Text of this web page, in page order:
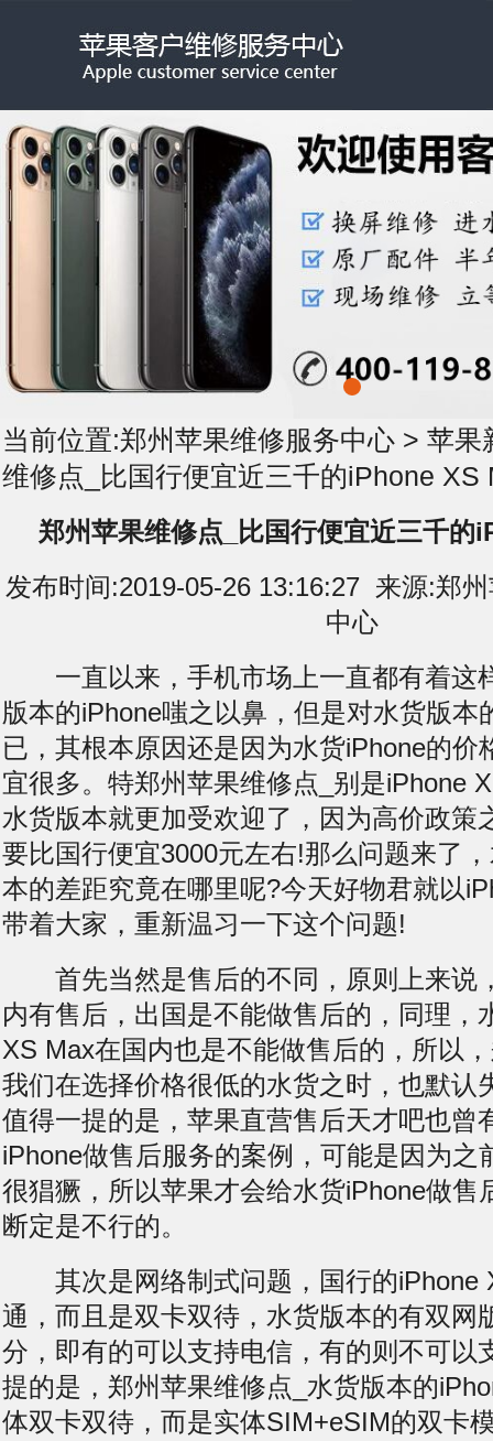
当前位置:郑州苹果维修服务中心 > 苹果
维修点_比国行便宜近三千的iPhone XS
郑州苹果维修点_比国行便宜近三千的
发布时间:2019-05-26 13:16:27 来源:郑
中心
一直以来，手机市场上一直都有着这
版本的iPhone嗤之以鼻，但是对水货版本
已，其根本原因还是因为水货iPhone的价
宜很多。特郑州苹果维修点_别是iPhone
水货版本就更加受欢迎了，因为高价政策
要比国行便宜3000元左右!那么问题来了
本的差距究竟在哪里呢?今天好物君就以
带着大家，重新温习一下这个问题!
首先当然是售后的不同，原则上来说
内有售后，出国是不能做售后的，同理，
XS Max在国内也是不能做售后的，所以
我们在选择价格很低的水货之时，也默认
值得一提的是，苹果直营售后天才吧也曾
iPhone做售后服务的案例，可能是因为之
很猖獗，所以苹果才会给水货iPhone做售
断定是不行的。
其次是网络制式问题，国行的iPhone
通，而且是双卡双待，水货版本的有双网
分，即有的可以支持电信，有的则不可以
提的是，郑州苹果维修点_水货版本的
体双卡双待，而是实体SIM+eSIM的双卡